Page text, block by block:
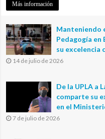
Más información
Manteniendo
Pedagogía en
su excelencia
14 de julio de 2026
De la UPLA a
comparte su
en el
7 de julio de 2026